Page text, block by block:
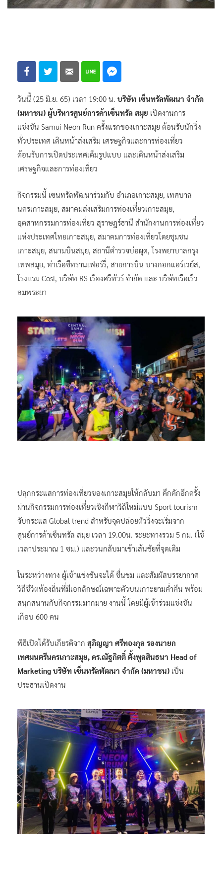
วันนี้ (25 มิ.ย. 65) เวลา 19:00 น. บริษัท เซ็นทรัลพัฒนา จำกัด
(มหาชน) ผู้บริหารศูนย์การค้าเซ็นทรัล สมุย เปิดงานการ
แข่งขัน Samui Neon Run ครั้งแรกของเกาะสมุย ต้อนรับนักวิ่ง
ทั่วประเทศ เดินหน้าส่งเสริม เศรษฐกิจและการท่องเที่ยว
ต้อนรับการเปิดประเทศเต็มรูปแบบ และเดินหน้าส่งเสริม
เศรษฐกิจและการท่องเที่ยว
กิจกรรมนี้ เซนทรัลพัฒนาร่วมกับ อำเภอเกาะสมุย, เทศบาล
นครเกาะสมุย, สมาคมส่งเสริมการท่องเที่ยวเกาะสมุย,
อุตสาหกรรมการท่องเที่ยว สุราษฎร์ธานี สำนักงานการท่องเที่ยว
แห่งประเทศไทยเกาะสมุย, สมาคมการท่องเที่ยวโดยชุมชน
เกาะสมุย, สนามบินสมุย, สถานีตำรวจบ่อผุด, โรงพยาบาลกรุง
เทพสมุย, ท่าเรือซีทรานเฟอร์รี่, สายการบิน บางกอกแอร์เวย์ส,
โรงแรม Cosi, บริษัท RS เรืองศรีทัวร์ จำกัด และ บริษัทเรือเร็ว
ลมพระยา
ปลุกกระแสการท่องเที่ยวของเกาะสมุยให้กลับมา คึกคักอีกครั้ง
ผ่านกิจกรรมการท่องเที่ยวเชิงกีฬาวิถีใหม่แบบ Sport tourism
จับกระแส Global trend สำหรับจุดปล่อยตัววิ่งจะเริ่มจาก
ศูนย์การค้าเซ็นทรัล สมุย เวลา 19.00น. ระยะทางรวม 5 กม. (ใช้
เวลาประมาณ 1 ซม.) และวนกลับมาเข้าเส้นชัยที่จุดเดิม
ในระหว่างทาง ผู้เข้าแข่งขันจะได้ ชื่นชม และสัมผัสบรรยากาศ
วิถีชีวิตท้องถิ่นที่มีเอกลักษณ์เฉพาะตัวบนเกาะยามค่ำคืน พร้อม
สนุกสนานกับกิจกรรมมากมาย งานนี้ โดยมีผู้เข้าร่วมแข่งขัน
เกือบ 600 คน
พิธีเปิดได้รับเกียรติจาก สุภิญญา ศรีทองกุล รองนายก
เทศมนตรีนครเกาะสมุย, ดร.ณัฐกิตติ์ ตั้งพูลสินธนา Head of
Marketing บริษัท เซ็นทรัลพัฒนา จำกัด (มหาชน) เป็น
ประธานเปิดงาน